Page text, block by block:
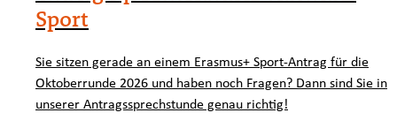
Sport
Sie sitzen gerade an einem Erasmus+ Sport-Antrag für die
Oktoberrunde 2026 und haben noch Fragen? Dann sind Sie in
unserer Antragssprechstunde genau richtig!